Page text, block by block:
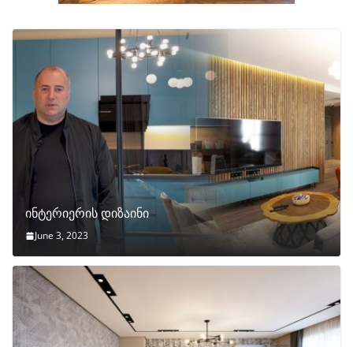
ინტერიერის დიზაინი
June 3, 2023